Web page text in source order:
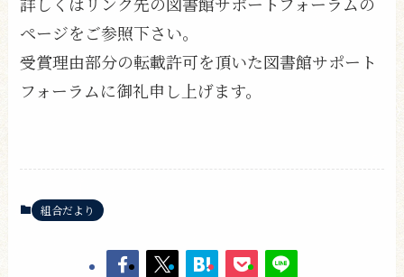
ページをご参照下さい。
受賞理由部分の転載許可を頂いた図書館サポート
フォーラムに御礼申し上げます。
組合だより